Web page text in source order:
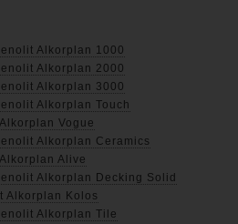
Alkorplan 1000
Alkorplan 2000
Alkorplan 3000
Alkorplan Touch
Vogue
Alkorplan Ceramics
Alive
Alkorplan Decking Solid
Alkorplan Kolos
Alkorplan Tile